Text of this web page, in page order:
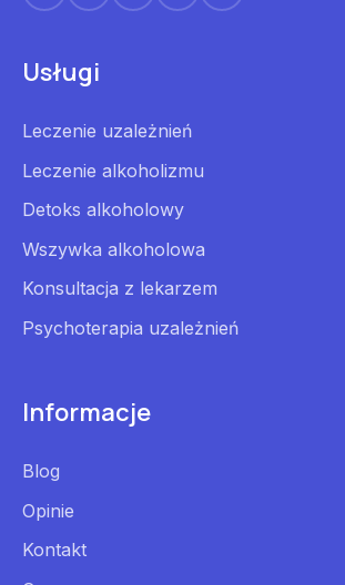
Usługi
Leczenie uzależnień
Leczenie alkoholizmu
Detoks alkoholowy
Wszywka alkoholowa
Konsultacja z lekarzem
Psychoterapia uzależnień
Informacje
Blog
Opinie
Kontakt